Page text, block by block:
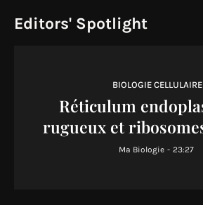
Editors' Spotlight
BIOLOGIE CELLULAIRE
Réticulum
rugueux et
Ma Biologie - 23:27